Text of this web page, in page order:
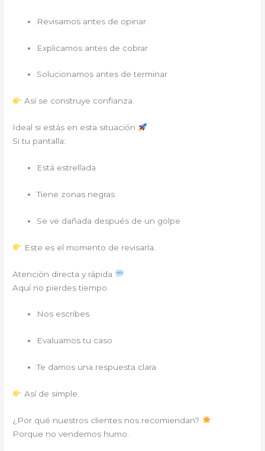
Revisamos antes de opinar
Explicamos antes de cobrar
Solucionamos antes de terminar
Así se construye confianza.
Ideal si estás en esta situación
Si tu pantalla:
Está estrellada
Tiene zonas negras
Se ve dañada después de un golpe
Este es el momento de revisarla.
Atención directa y rápida
Aquí no pierdes tiempo.
Nos escribes
Evaluamos tu caso
Te damos una respuesta clara
Así de simple.
¿Por qué nuestros clientes nos recomiendan?
Porque no vendemos humo.